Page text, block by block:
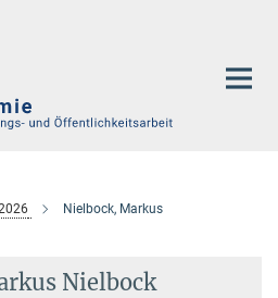
Nielbock, Markus
Nielbock